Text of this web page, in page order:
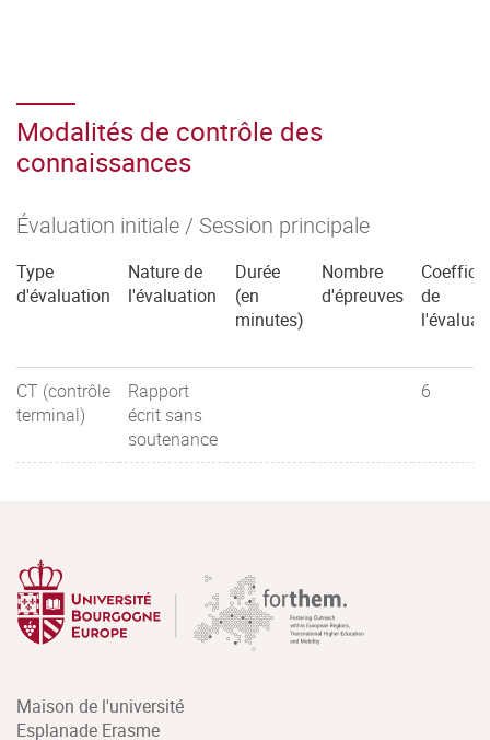
Modalités de contrôle des
connaissances
Évaluation initiale / Session principale
Type
d'évaluation
Nature de
l'évaluation
Durée
(en
minutes)
Nombre
d'épreuves
de
CT (contrôle
terminal)
Rapport
écrit sans
soutenance
6
Maison de l'université
Esplanade Erasme